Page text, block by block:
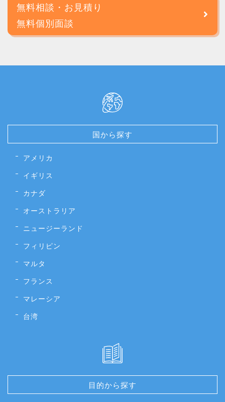
無料相談・お見積り
無料個別面談
国から探す
アメリカ
イギリス
カナダ
オーストラリア
ニュージーランド
フィリピン
マルタ
フランス
マレーシア
台湾
目的から探す